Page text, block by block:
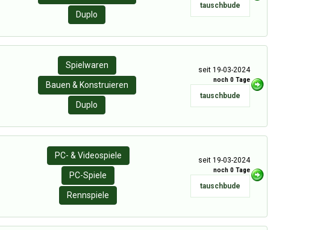
Duplo
tauschbude
Spielwaren
Bauen & Konstruieren
Duplo
seit 19-03-2024
noch 0 Tage
tauschbude
PC- & Videospiele
PC-Spiele
Rennspiele
seit 19-03-2024
noch 0 Tage
tauschbude